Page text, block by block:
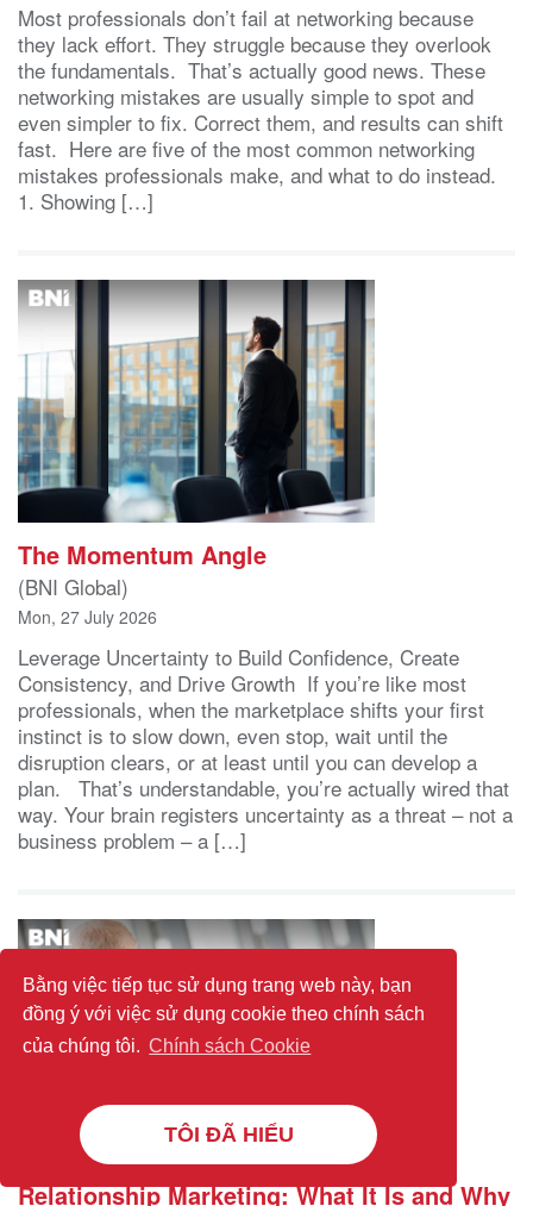
Bằng việc tiếp tục sử dụng trang web này, bạn
đồng ý với việc sử dụng cookie theo chính sách
của chúng tôi. Chính sách Cookie
TÔI ĐÃ HIỂU
Most professionals don’t fail at networking because
they lack effort. They struggle because they overlook
the fundamentals. That’s actually good news. These
networking mistakes are usually simple to spot and
even simpler to fix. Correct them, and results can shift
fast. Here are five of the most common networking
mistakes professionals make, and what to do instead.
1. Showing […]
The Momentum Angle
(BNI Global)
Mon, 27 July 2026
Leverage Uncertainty to Build Confidence, Create
Consistency, and Drive Growth If you’re like most
professionals, when the marketplace shifts your first
instinct is to slow down, even stop, wait until the
disruption clears, or at least until you can develop a
plan. That’s understandable, you’re actually wired that
way. Your brain registers uncertainty as a threat – not a
business problem – a […]
Relationship Marketing: What It Is and Why